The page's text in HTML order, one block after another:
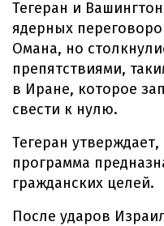
Тегеран и
ядерных
Омана, но
препятствиями,
в Иране, которое
свести к нулю.
Тегеран
программа
гражданских целей.
После ударов